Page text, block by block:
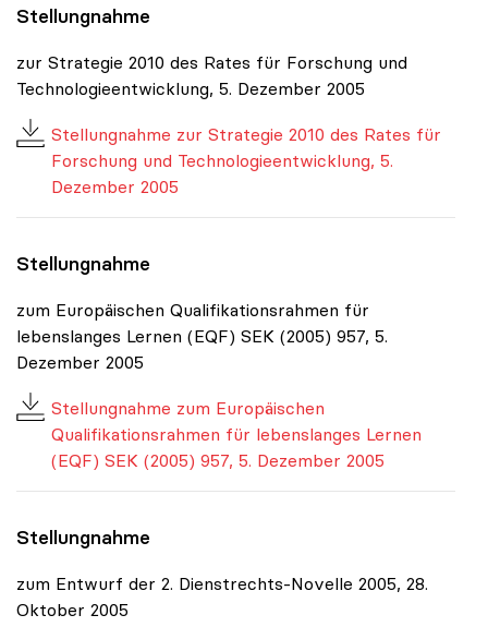
Stellungnahme
zur Strategie 2010 des Rates für Forschung und
Technologieentwicklung, 5. Dezember 2005
Stellungnahme zur Strategie 2010 des Rates für
Forschung und Technologieentwicklung, 5.
Dezember 2005
Stellungnahme
zum Europäischen Qualifikationsrahmen für
lebenslanges Lernen (EQF) SEK (2005) 957, 5.
Dezember 2005
Stellungnahme zum Europäischen
Qualifikationsrahmen für lebenslanges Lernen
(EQF) SEK (2005) 957, 5. Dezember 2005
Stellungnahme
zum Entwurf der 2. Dienstrechts-Novelle 2005, 28.
Oktober 2005